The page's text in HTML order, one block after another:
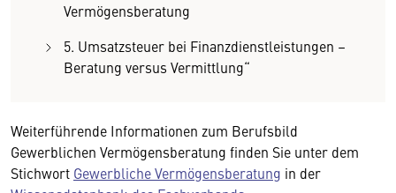
Vermögensberatung
5. Umsatzsteuer bei Finanzdienstleistungen –
Beratung versus Vermittlung“
Weiterführende Informationen zum Berufsbild
Gewerblichen Vermögensberatung finden Sie unter dem
Stichwort Gewerbliche Vermögensberatung in der